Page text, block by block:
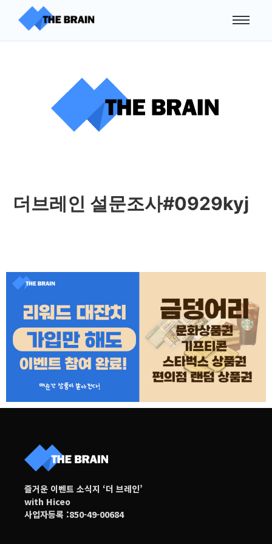
더브레인 설문조사#0929kyj
즐거운 이벤트 소식지 ‘더 브레인’
with Hiceo
사업자등록 :850-49-00684